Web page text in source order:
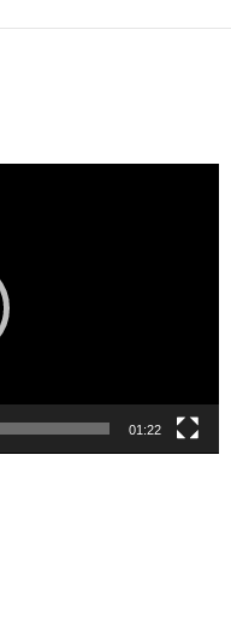
01:22